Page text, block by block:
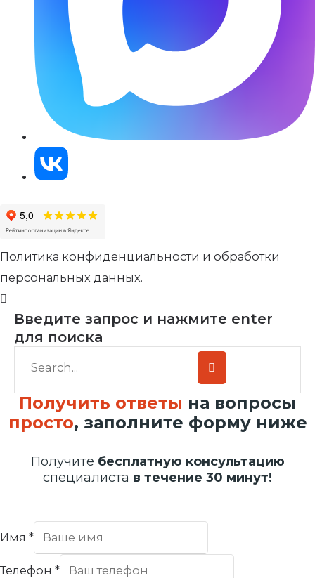
Политика конфиденциальности и обработки
персональных данных.
Введите запрос и нажмите enter
для поиска
Получить ответы на вопросы
просто, заполните форму ниже
Получите бесплатную консультацию
специалиста в течение 30 минут!
Имя *
Телефон *